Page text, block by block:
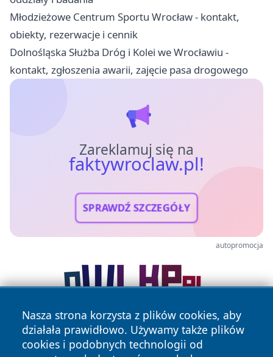
Młodzieżowe Centrum Sportu Wrocław - kontakt,
obiekty, rezerwacje i cennik
Dolnośląska Służba Dróg i Kolei we Wrocławiu -
kontakt, zgłoszenia awarii, zajęcie pasa drogowego
Zareklamuj się na
faktywroclaw.pl!
SPRAWDŹ SZCZEGÓŁY
autopromocja
Nasza strona korzysta z plików cookies, aby
działała prawidłowo. Używamy także plików
cookies i podobnych technologii od